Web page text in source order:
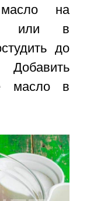
масло на
или в
до
Добавить
масло в